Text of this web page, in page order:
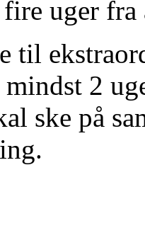
uger
til
2
ske på